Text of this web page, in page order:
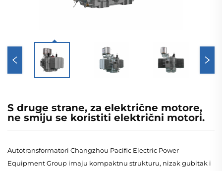
S druge strane, za električne motore,
ne smiju se koristiti električni motori.
Autotransformatori Changzhou Pacific Electric Power
Equipment Group imaju kompaktnu strukturu, nizak gubitak i